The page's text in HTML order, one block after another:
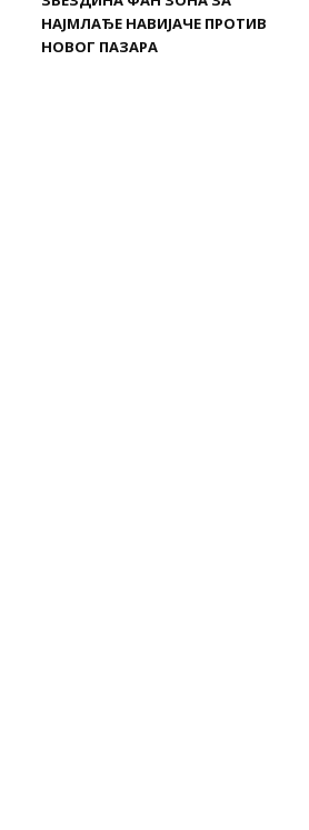
НАЈМЛАЂЕ НАВИЈАЧЕ ПРОТИВ
НОВОГ ПАЗАРА